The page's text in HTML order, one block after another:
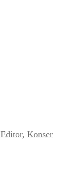
Editor, Konser